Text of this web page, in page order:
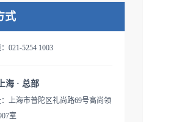
式
021-5254 1003
海 · 总部
上海市普陀区礼尚路69号高尚领
室